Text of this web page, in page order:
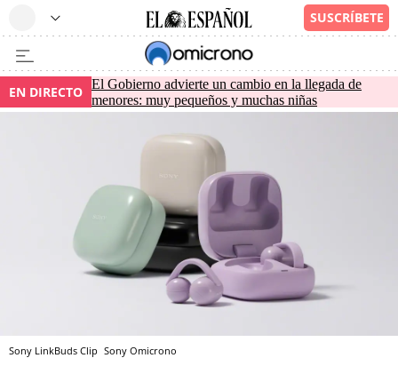
EN DIRECTO El Gobierno advierte un cambio en la llegada de
menores: muy pequeños y muchas niñas
Sony LinkBuds Clip Sony Omicrono